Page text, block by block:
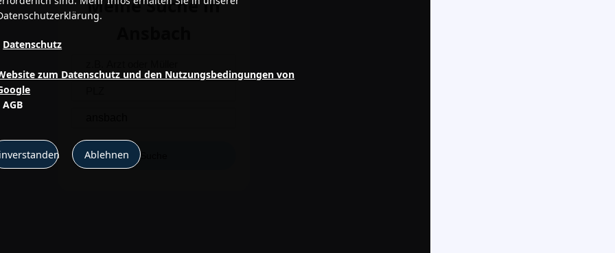
Datenschutz
zum Datenschutz und den Nutzungsbedingungen von
AGB
Ablehnen
Meine Suche in